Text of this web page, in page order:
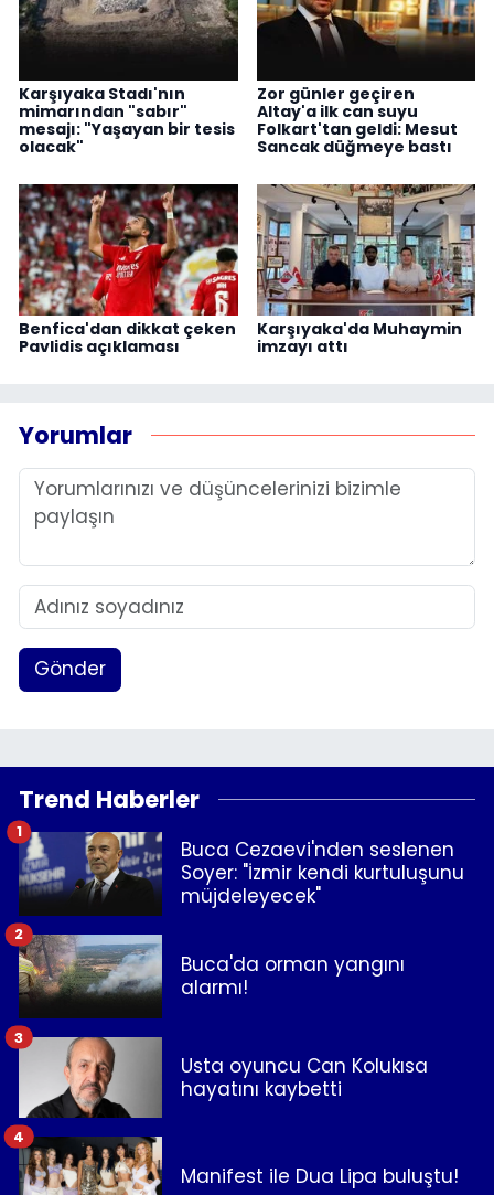
Karşıyaka Stadı'nın
mimarından "sabır"
mesajı: "Yaşayan bir tesis
olacak"
Zor günler geçiren
Altay'a ilk can suyu
Folkart'tan geldi: Mesut
Sancak düğmeye bastı
Benfica'dan dikkat çeken
Pavlidis açıklaması
Karşıyaka'da Muhaymin
imzayı attı
Yorumlar
Gönder
Trend Haberler
Buca Cezaevi'nden seslenen
Soyer: "İzmir kendi kurtuluşunu
müjdeleyecek"
1
Buca'da orman yangını
alarmı!
2
Usta oyuncu Can Kolukısa
hayatını kaybetti
3
Manifest ile Dua Lipa buluştu!
4